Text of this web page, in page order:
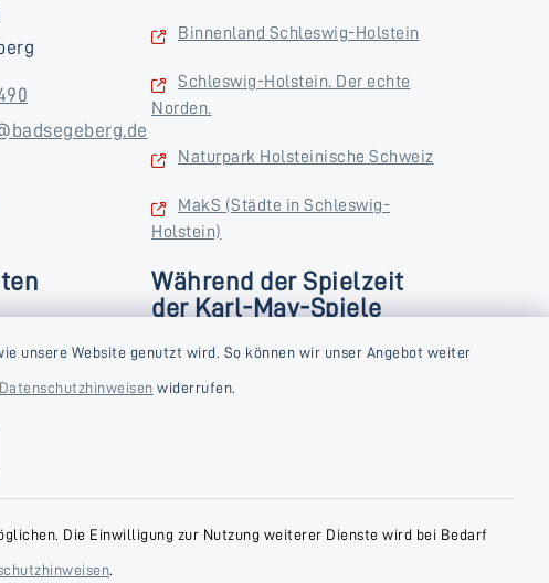
unsere Website genutzt wird. So können wir unser Angebot weiter
Datenschutzhinweisen widerrufen.
Die Einwilligung zur Nutzung weiterer Dienste wird bei Bedarf
.
Binnenland Schleswig-Holstein
Schleswig-Holstein. Der echte
Norden.
Naturpark Holsteinische Schweiz
MakS (Städte in Schleswig-
Holstein)
Während der Spielzeit
der Karl-May-Spiele
Donnerstag und Freitag